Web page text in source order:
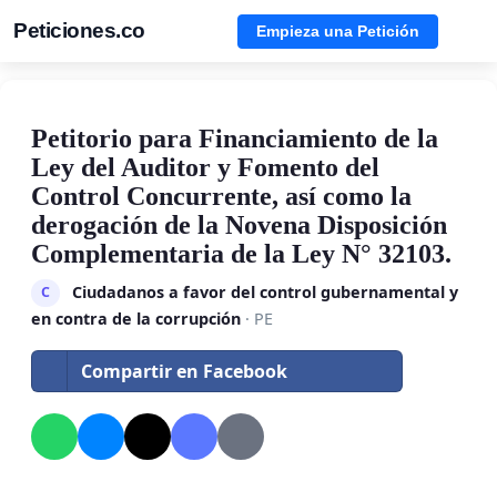
Peticiones.co Empieza una Petición
Petitorio para Financiamiento de la
Ley del Auditor y Fomento del
Control Concurrente, así como la
derogación de la Novena Disposición
Complementaria de la Ley N° 32103.
C
Ciudadanos a favor del control gubernamental y
en contra de la corrupción · PE
Compartir en Facebook